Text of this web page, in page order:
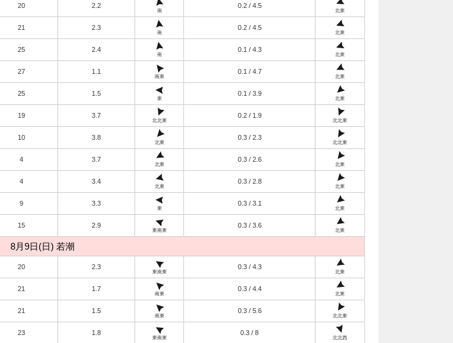
20 2.2
南
0.2 / 4.5
北東
21 2.3
南
0.2 / 4.5
北東
25 2.4
南
0.1 / 4.3
北東
27 1.1
南東
0.1 / 4.7
北東
25 1.5
東
0.1 / 3.9
北東
19 3.7
北北東
0.2 / 1.9
北北東
10 3.8
北東
0.3 / 2.3
北北東
4 3.7
北東
0.3 / 2.6
北東
4 3.4
北東
0.3 / 2.8
北東
9 3.3
東
0.3 / 3.1
北東
15 2.9
東南東
0.3 / 3.6
北東
8月9日(日) 若潮
20 2.3
東南東
0.3 / 4.3
北東
21 1.7
南東
0.3 / 4.4
北東
21 1.5
南東
0.3 / 5.6
北北東
23 1.8
東南東
0.3 / 8
北北西